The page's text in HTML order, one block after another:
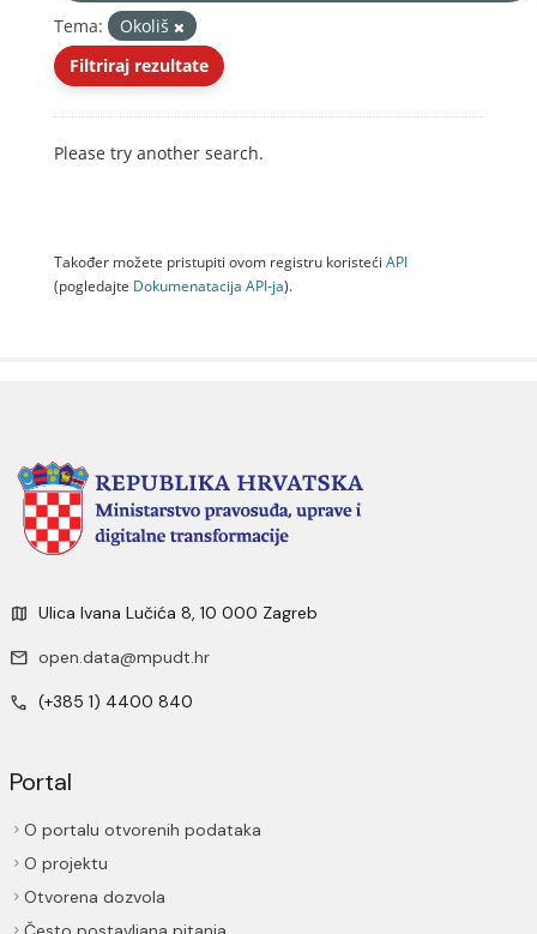
Tema:
Okoliš
Filtriraj rezultate
Please try another search.
Također možete pristupiti ovom registru koristeći API
(pogledajte Dokumenаtаcijа API-jа).